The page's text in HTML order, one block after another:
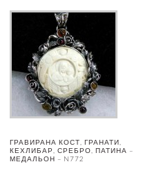
ГРАВИРАНА КОСТ, ГРАНАТИ,
КЕХЛИБАР, СРЕБРО, ПАТИНА –
МЕДАЛЬОН – N772